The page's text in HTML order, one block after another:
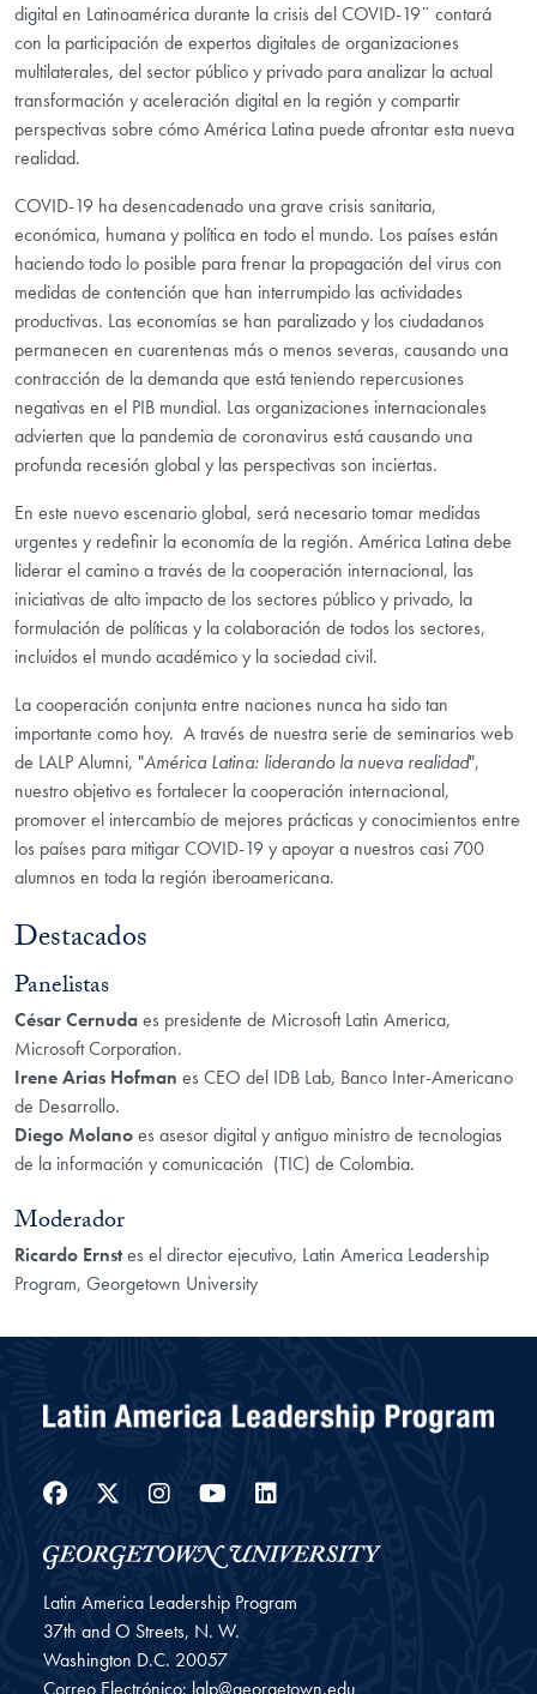
digital en Latinoamérica durante la crisis del COVID-19¨ contará
con la participación de expertos digitales de organizaciones
multilaterales, del sector público y privado para analizar la actual
transformación y aceleración digital en la región y compartir
perspectivas sobre cómo América Latina puede afrontar esta nueva
realidad.
COVID-19 ha desencadenado una grave crisis sanitaria,
económica, humana y política en todo el mundo. Los países están
haciendo todo lo posible para frenar la propagación del virus con
medidas de contención que han interrumpido las actividades
productivas. Las economías se han paralizado y los ciudadanos
permanecen en cuarentenas más o menos severas, causando una
contracción de la demanda que está teniendo repercusiones
negativas en el PIB mundial. Las organizaciones internacionales
advierten que la pandemia de coronavirus está causando una
profunda recesión global y las perspectivas son inciertas.
En este nuevo escenario global, será necesario tomar medidas
urgentes y redefinir la economía de la región. América Latina debe
liderar el camino a través de la cooperación internacional, las
iniciativas de alto impacto de los sectores público y privado, la
formulación de políticas y la colaboración de todos los sectores,
incluidos el mundo académico y la sociedad civil.
La cooperación conjunta entre naciones nunca ha sido tan
importante como hoy. A través de nuestra serie de seminarios web
de LALP Alumni, "América Latina: liderando la nueva realidad",
nuestro objetivo es fortalecer la cooperación internacional,
promover el intercambio de mejores prácticas y conocimientos entre
los países para mitigar COVID-19 y apoyar a nuestros casi 700
alumnos en toda la región iberoamericana.
Destacados
Panelistas
​César Cernudaes presidente de Microsoft Latin America,
Microsoft Corporation.
Irene Arias Hofman es CEO del IDB Lab, Banco Inter-Americano
de Desarrollo.
Diego Molanoes asesor digital y antiguo ministro de tecnologias
de la información y comunicación (TIC) de Colombia.
Moderador
Ricardo Ernstes el director ejecutivo, Latin America Leadership
Program, Georgetown University
Facebook
Twitter
Instagram
YouTube
Latin America Leadership Program
37th and O Streets, N. W.
Washington D.C. 20057